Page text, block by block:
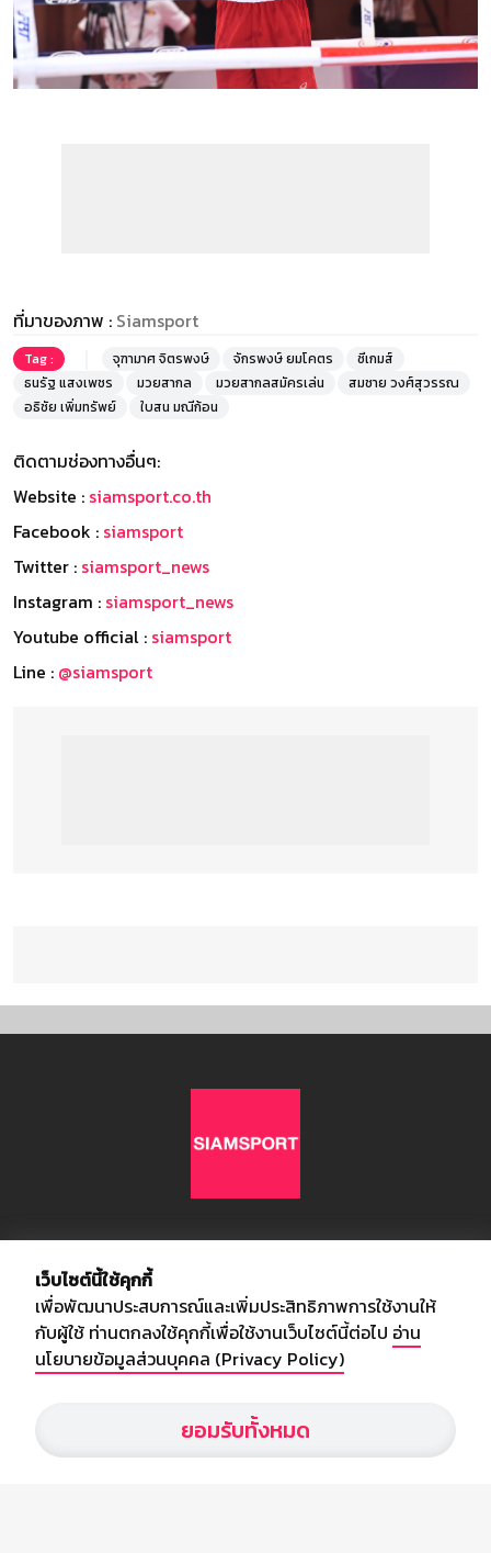
ที่มาของภาพ : Siamsport
Tag : จุฑามาศ จิตรพงษ์ จักรพงษ์ ยมโคตร
ซีเกมส์
ธนรัฐ แสงเพชร
มวยสากล มวยสากลสมัครเล่น
สมชาย วงศ์สุวรรณ
อธิชัย เพิ่มทรัพย์
ใบสน มณีก้อน
ติดตามช่องทางอื่นๆ:
Website : siamsport.co.th
Facebook : siamsport
Twitter : siamsport_news
Instagram : siamsport_news
Youtube official : siamsport
Line : @siamsport
อัพเดทข่าวสารวงการกีฬา ฟุตบอล ผลบอล ผลฟุตบอลทั่วโลก ฟรีเมียร์
ลีก ไทยลีก ฟุตบอลโลก ยูฟ่าแซมเปี้ยนส์ลีก พร้อมทั้งวิเคราะห์บอล จาก
สยามกีฬา สตาร์ชอคเก้อร์ สปอร์ตพูล
เว็บไซต์นี้ใช้คุกกี้
เพื่อพัฒนาประสบการณ์และเพิ่มประสิทธิภาพการใช้งานให้
กับผู้ใช้ ท่านตกลงใช้คุกกี้เพื่อใช้งานเว็บไซต์นี้ต่อไป อ่าน
นโยบายข้อมูลส่วนบุคคล (Privacy Policy)
ยอมรับทั้งหมด